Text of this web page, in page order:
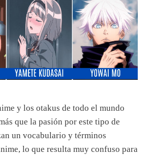
y los otakus de todo el mundo
que la pasión por este tipo de
un vocabulario y términos
lo que resulta muy confuso para